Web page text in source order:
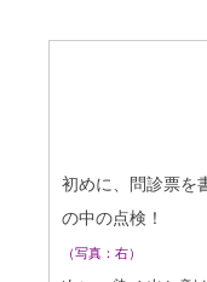
初めに、問診票を
の中の点検！
（写真：右）